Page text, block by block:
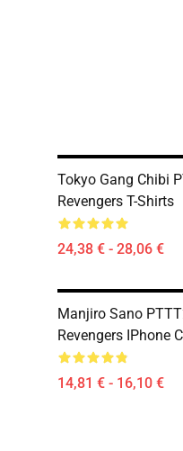
Tokyo Gang Chibi
Revengers T-Shirts
24,38 € - 28,06 €
Manjiro Sano
Revengers IPhone
14,81 € - 16,10 €